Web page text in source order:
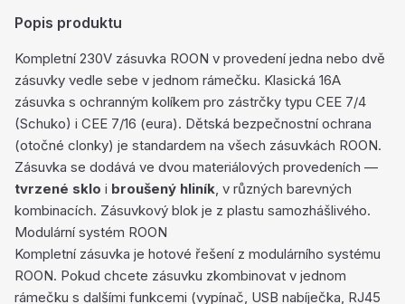
Popis produktu
Kompletní 230V zásuvka ROON v provedení jedna nebo dvě
zásuvky vedle sebe v jednom rámečku. Klasická 16A
zásuvka s ochranným kolíkem pro zástrčky typu CEE 7/4
(Schuko) i CEE 7/16 (eura). Dětská bezpečnostní ochrana
(otočné clonky) je standardem na všech zásuvkách ROON.
Zásuvka se dodává ve dvou materiálových provedeních —
tvrzené sklo i broušený hliník, v různých barevných
kombinacích. Zásuvkový blok je z plastu samozhášlivého.
Modulární systém ROON
Kompletní zásuvka je hotové řešení z modulárního systému
ROON. Pokud chcete zásuvku zkombinovat v jednom
rámečku s dalšími funkcemi (vypínač, USB nabíječka, RJ45